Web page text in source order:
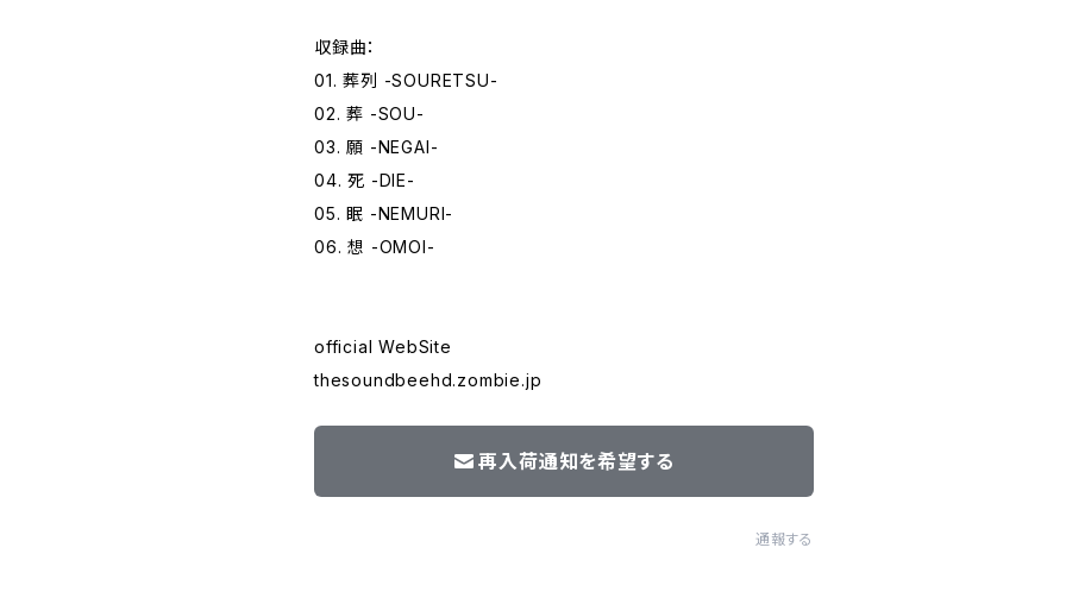
収録曲：
01. 葬列 -SOURETSU-
02. 葬 -SOU-
03. 願 -NEGAI-
04. 死 -DIE-
05. 眠 -NEMURI-
06. 想 -OMOI-
official WebSite
thesoundbeehd.zombie.jp
再入荷通知を希望する
通報する